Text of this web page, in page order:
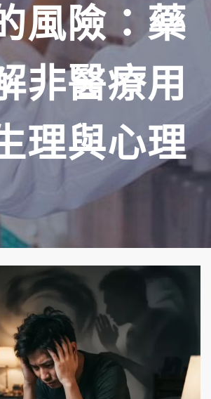
風險：藥
非醫療用
理與心理